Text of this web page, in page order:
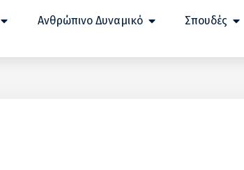
Ανθρώπινο Δυναμικό Σπουδές